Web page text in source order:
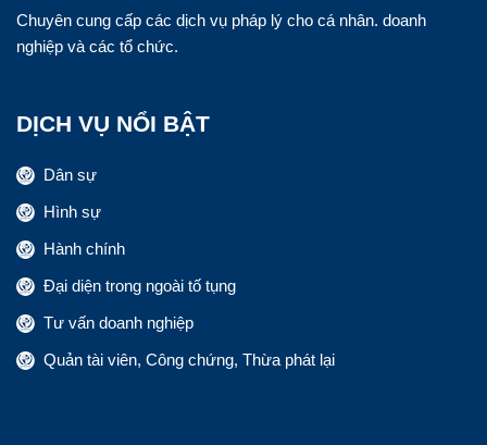
Chuyên cung cấp các dịch vụ pháp lý cho cá nhân. doanh
nghiệp và các tổ chức.
DỊCH VỤ NỔI BẬT
Dân sự
Hình sự
Hành chính
Đại diện trong ngoài tố tụng
Tư vấn doanh nghiệp
Quản tài viên, Công chứng, Thừa phát lại